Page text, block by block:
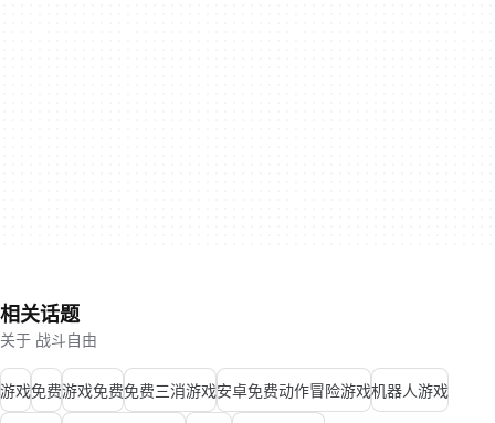
相关话题
关于 战斗自由
游戏免费游戏免费免费三消游戏安卓免费动作冒险游戏机器人游戏